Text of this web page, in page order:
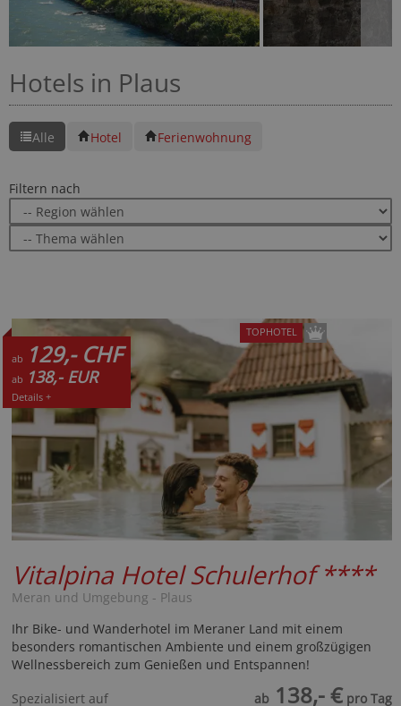
Hotels in Plaus
Alle Hotel Ferienwohnung
Filtern nach
ab 129,- CHF
ab 138,- EUR
Details +
TOPHOTEL
Vitalpina Hotel Schulerhof****
Meran und Umgebung - Plaus
Ihr Bike- und Wanderhotel im Meraner Land mit einem
besonders romantischen Ambiente und einem großzügigen
Wellnessbereich zum Genießen und Entspannen!
Spezialisiert auf
ab 138,- € pro Tag